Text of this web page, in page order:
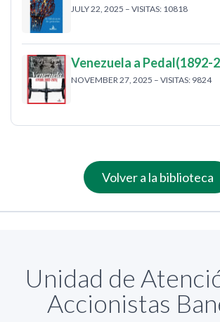
JULY 22, 2025 – VISITAS: 10818
Venezuela a Pedal(1892-
NOVEMBER 27, 2025 – VISITAS: 9824
Volver a la biblioteca
Unidad de
Accionistas